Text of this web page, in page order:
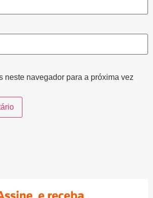
neste navegador para a próxima vez